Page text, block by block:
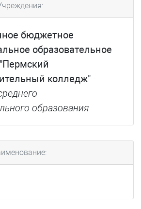
бюджетное
образовательное
колледж" -
образования